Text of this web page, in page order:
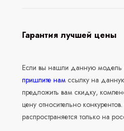
Гарантия лучшей цены
Если вы нашли данную модель
пришлите нам ссылку на
предложить вам скидку,
цену относительно
распространяется только на